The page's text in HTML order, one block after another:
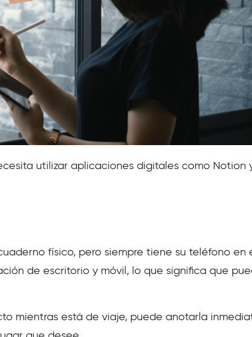
utilizar aplicaciones digitales como Notion
físico, pero siempre tiene su teléfono en
de escritorio y móvil, lo que significa que
mientras está de viaje, puede anotarla